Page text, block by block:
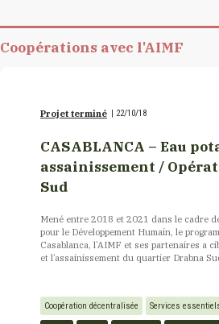
Coopérations avec l'AIMF
Projet terminé | 22/10/18
CASABLANCA – Eau
assainissement /
Sud
Mené entre 2018 et 2021 dans le cadre
pour le Développement Humain, le
Casablanca, l’AIMF et ses partenaires a
et l’assainissement du quartier Drabna
Coopération décentralisée Services